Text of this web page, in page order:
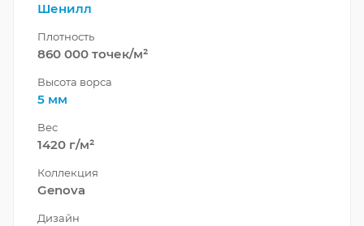
Шенилл
Плотность
860 000 точек/м²
Высота ворса
5 мм
Вес
1420 г/м²
Коллекция
Genova
Дизайн